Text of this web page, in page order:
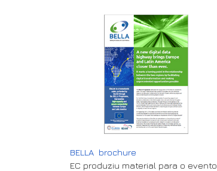
BELLA brochure
EC produziu material para o evento